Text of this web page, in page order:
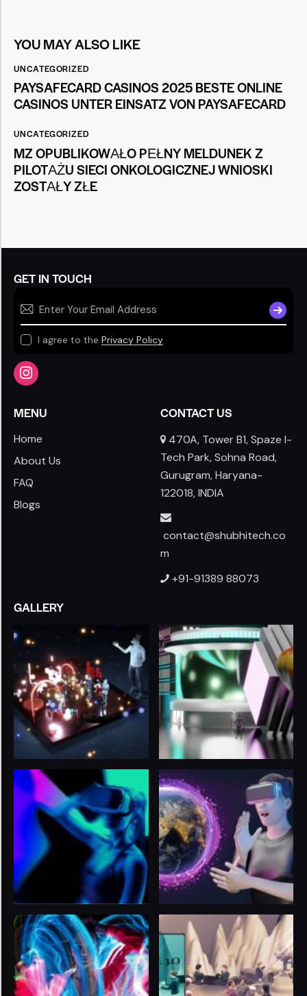
YOU MAY ALSO LIKE
UNCATEGORIZED
PAYSAFECARD CASINOS 2025 BESTE ONLINE
CASINOS UNTER EINSATZ VON PAYSAFECARD
UNCATEGORIZED
MZ OPUBLIKOWAŁO PEŁNY MELDUNEK Z
PILOTAŻU SIECI ONKOLOGICZNEJ WNIOSKI
ZOSTAŁY ZŁE
GET IN TOUCH
I agree to the Privacy Policy
MENU
Home
About Us
FAQ
Blogs
CONTACT US
470A, Tower B1, Spaze I-
Tech Park, Sohna Road,
Gurugram, Haryana-
122018, INDIA
contact@shubhitech.co
m
+91-91389 88073
GALLERY